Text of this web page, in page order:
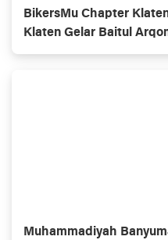
BikersMu Chapter
Klaten Gelar Baitul
Indonesia, Inovasi
Muhammadiyah